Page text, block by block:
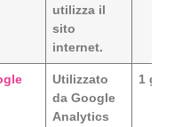
utilizza il
sito
internet.
Utilizzato
da Google
Analytics
1